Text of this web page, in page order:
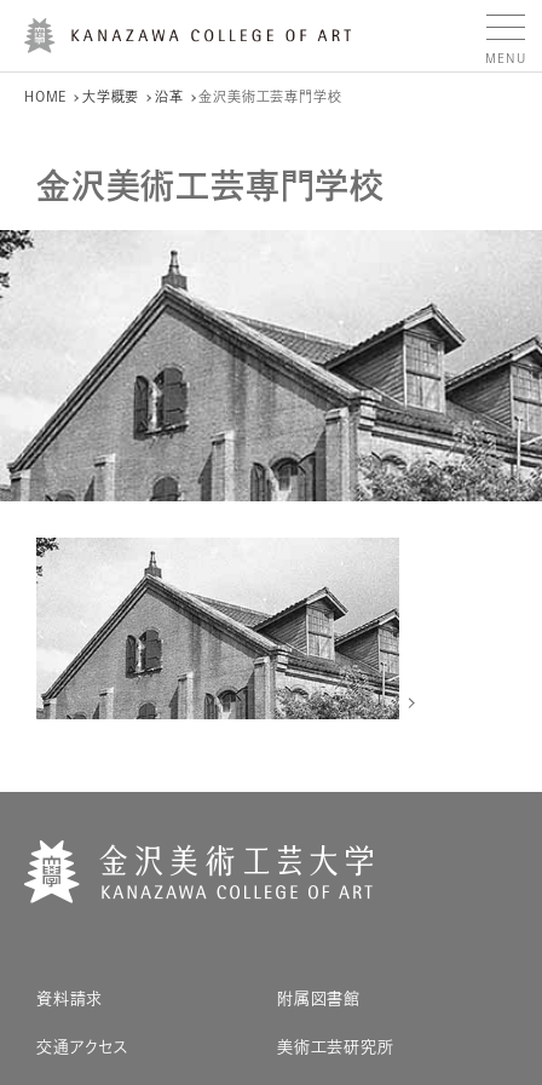
HOME 大学概要 沿革 金沢美術工芸専門学校
金沢美術工芸専門学校
資料請求
交通アクセス
附属図書館
美術工芸研究所